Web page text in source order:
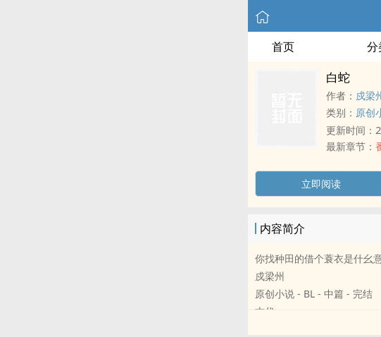
首页 分
白蛇
作者： 戍梁
类别： 原创
更新时间：
最新章节：
立即阅读
内容简介
你找种田的借个蓑衣是什幺
戍梁州
原创小说 - BL - 中篇 - 完结
古代